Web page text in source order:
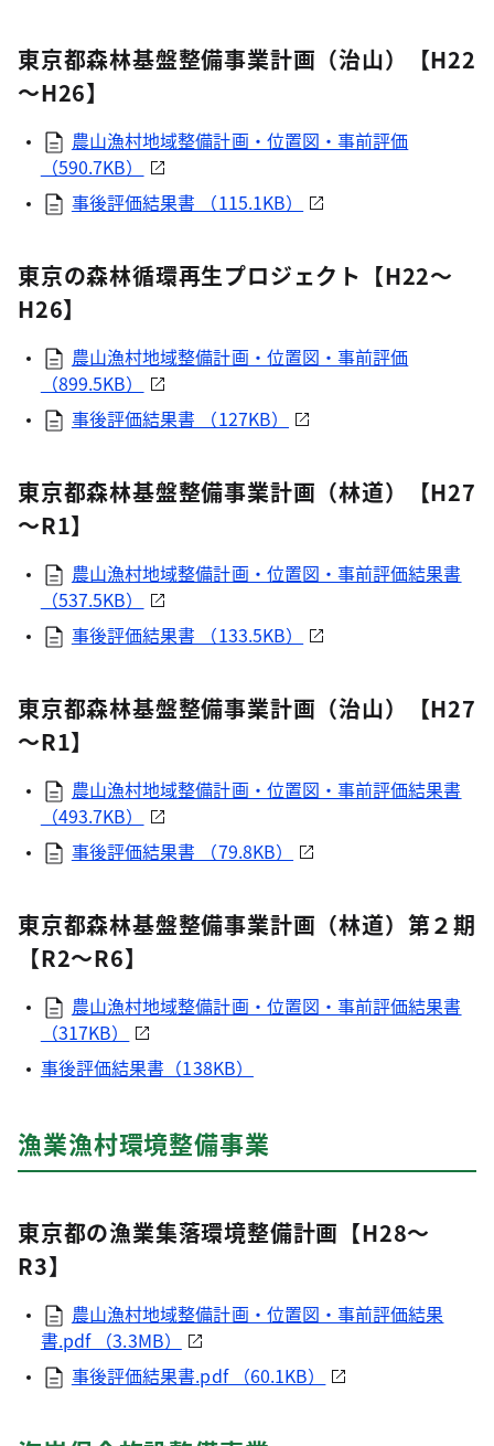
東京都森林基盤整備事業計画（治山）【H22
～H26】
農山漁村地域整備計画・位置図・事前評価
（590.7KB）
事後評価結果書 （115.1KB）
東京の森林循環再生プロジェクト【H22～
H26】
農山漁村地域整備計画・位置図・事前評価
（899.5KB）
事後評価結果書 （127KB）
東京都森林基盤整備事業計画（林道）【H27
～R1】
農山漁村地域整備計画・位置図・事前評価結果書
（537.5KB）
事後評価結果書 （133.5KB）
東京都森林基盤整備事業計画（治山）【H27
～R1】
農山漁村地域整備計画・位置図・事前評価結果書
（493.7KB）
事後評価結果書 （79.8KB）
東京都森林基盤整備事業計画（林道）第２期
【R2～R6】
農山漁村地域整備計画・位置図・事前評価結果書
（317KB）
事後評価結果書（138KB）
漁業漁村環境整備事業
東京都の漁業集落環境整備計画【H28～
R3】
農山漁村地域整備計画・位置図・事前評価結果
書.pdf （3.3MB）
事後評価結果書.pdf （60.1KB）